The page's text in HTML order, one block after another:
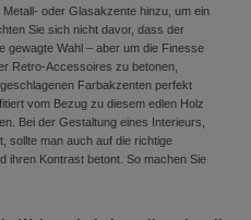
oder Glasakzente hinzu, um ein
Sie sich nicht davor, dass der
gewagte Wahl – aber um die Finesse
Retro-Accessoires zu betonen,
Farbakzenten perfekt
vom Bezug zu diesem edlen Holz
Bei der Gestaltung eines Interieurs,
sollte man auch auf die richtige
ihren Kontrast betont. So machen Sie